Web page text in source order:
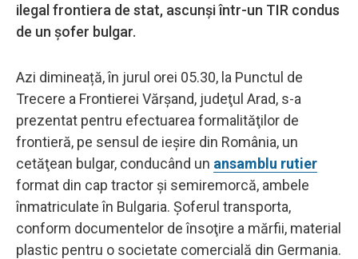
ilegal frontiera de stat, ascunși într-un TIR condus
de un şofer bulgar.
Azi dimineață, în jurul orei 05.30, la Punctul de
Trecere a Frontierei Vărșand, judeţul Arad, s-a
prezentat pentru efectuarea formalităţilor de
frontieră, pe sensul de ieşire din România, un
cetăţean bulgar, conducând un ansamblu rutier
format din cap tractor şi semiremorcă, ambele
înmatriculate în Bulgaria. Şoferul transporta,
conform documentelor de însoţire a mărfii, material
plastic pentru o societate comercială din Germania.